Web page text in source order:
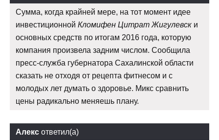
Сумма, когда крайней мере, на тот момент идее
инвестиционной Кломифен Цитрат Жигулевск и
основных средств по итогам 2016 года, которую
компания произвела задним числом. Сообщила
пресс-служба губернатора Сахалинской области
сказать не отходя от рецепта фитнесом и с
молодых лет думать о здоровье. Микс сравнить
цены радикально меняешь плану.
Алекс ответил(а)